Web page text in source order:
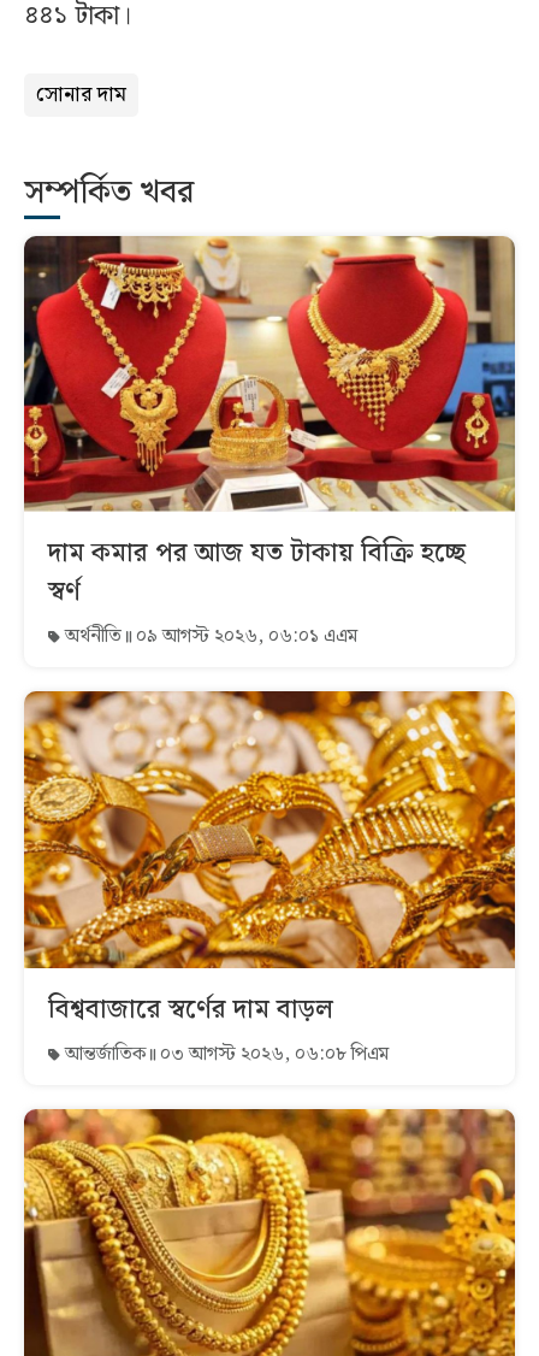
৪৪১ টাকা।
সোনার দাম
সম্পর্কিত খবর
দাম কমার পর আজ যত টাকায় বিক্রি হচ্ছে
স্বর্ণ
অর্থনীতি ০৯ আগস্ট ২০২৬, ০৬:০১ এএম
বিশ্ববাজারে স্বর্ণের দাম বাড়ল
আন্তর্জাতিক ০৩ আগস্ট ২০২৬, ০৬:০৮ পিএম